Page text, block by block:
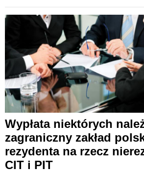
Wypłata niektórych
zagraniczny zakład
rezydenta na rzecz
CIT i PIT